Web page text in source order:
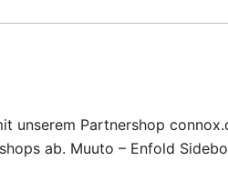
unserem Partnershop
ab. Muuto – Enfold